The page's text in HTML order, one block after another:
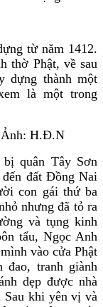
từ năm 1412.
thờ Phật, về sau
dựng thành một
là một trong
H.Đ.N
quân Tây Sơn
đất Đồng Nai
con gái thứ ba
nhưng đã tỏ ra
và tụng kinh
tẩu, Ngọc Anh
vào cửa Phật
tranh giành
dẹp được nhà
khi yên vị và